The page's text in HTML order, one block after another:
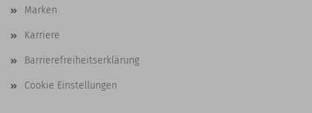
Marken
Karriere
Barrierefreiheitserklärung
Cookie Einstellungen